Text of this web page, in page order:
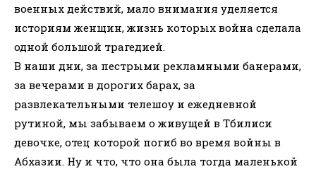
военных действий, мало внимания уделяется
историям женщин, жизнь которых война сделала
одной большой трагедией.
В наши дни, за пестрыми рекламными банерами,
за вечерами в дорогих барах, за
развлекательными телешоу и ежедневной
рутиной, мы забываем о живущей в Тбилиси
девочке, отец которой погиб во время войны в
Абхазии. Ну и что, что она была тогда маленькой